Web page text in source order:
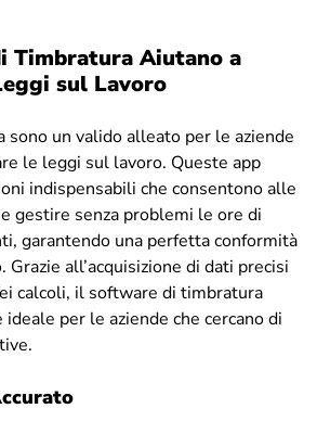
Timbratura Aiutano a
sul Lavoro
sono un valido alleato per le aziende
le leggi sul lavoro. Queste app
indispensabili che consentono alle
gestire senza problemi le ore di
garantendo una perfetta conformità
all’acquisizione di dati precisi
calcoli, il software di timbratura
per le aziende che cercano di